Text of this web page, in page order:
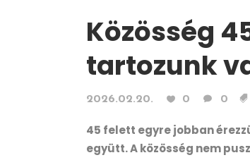
Közösség
tartozunk
2026.02.20. 0 0
45 felett egyre jobban
együtt. A közösség nem